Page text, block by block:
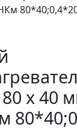
х 40